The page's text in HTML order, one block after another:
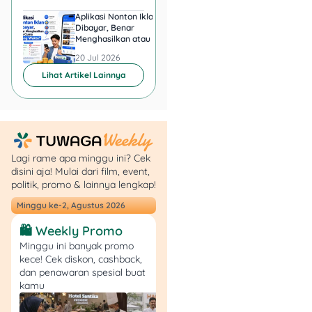
jam 06.00 sampai 22.00
WIB.
Baca Juga:Softball
di GBK: Cara
Jam Buka, dan
Lokasinya
8. 20Fit
Buat kamu yang super
sibuk tapi tetap ingin
olahraga rutin, 20Fit
jawabannya. Terletak di
Menteng, gym ini
mengusung konsep mikro-
Aplikasi Nonton Iklan
Dibayar, Benar
Menghasilkan atau Cuma
20 Jul 2026
Lihat Artikel Lainnya
Lagi rame apa minggu ini? Cek
disini aja! Mulai dari film, event,
politik, promo & lainnya lengkap!
Minggu ke-2, Agustus 2026
🛍️ Weekly Promo
Minggu ini banyak promo
kece! Cek diskon, cashback,
dan penawaran spesial buat
kamu